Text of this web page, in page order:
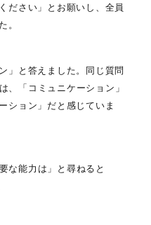
ださい」とお願いし、全員
。
」と答えました。同じ質問
、「コミュニケーション」
ション」だと感じていま
な能力は」と尋ねると